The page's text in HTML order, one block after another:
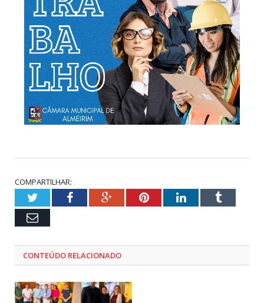
COMPARTILHAR:
TwitterFacebookGoogle+PinterestLinkedInTumblr
Email
CONTEÚDO RELACIONADO